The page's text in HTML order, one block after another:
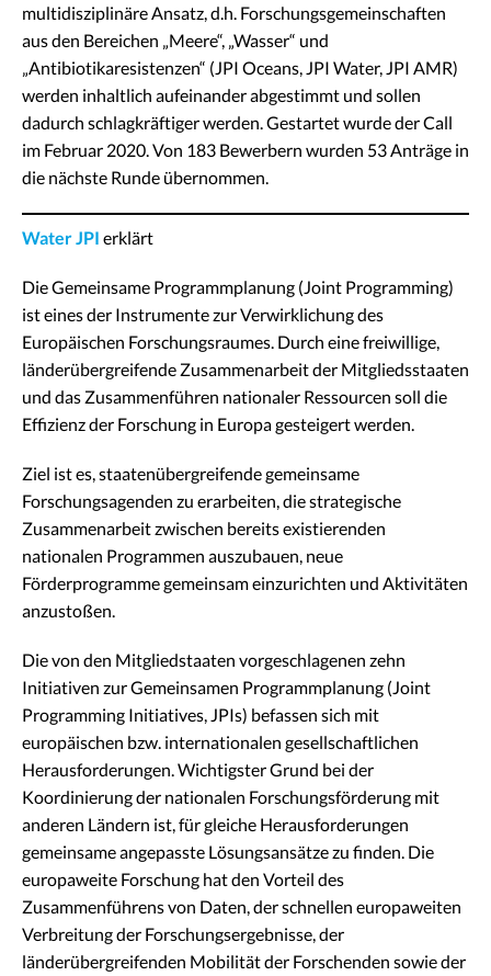
multidisziplinäre Ansatz, d.h. Forschungsgemeinschaften
aus den Bereichen „Meere“, „Wasser“ und
„Antibiotikaresistenzen“ (JPI Oceans, JPI Water, JPI AMR)
werden inhaltlich aufeinander abgestimmt und sollen
dadurch schlagkräftiger werden. Gestartet wurde der Call
im Februar 2020. Von 183 Bewerbern wurden 53 Anträge in
die nächste Runde übernommen.
Water JPI erklärt
Die Gemeinsame Programmplanung (Joint Programming)
ist eines der Instrumente zur Verwirklichung des
Europäischen Forschungsraumes. Durch eine freiwillige,
länderübergreifende Zusammenarbeit der Mitgliedsstaaten
und das Zusammenführen nationaler Ressourcen soll die
Effizienz der Forschung in Europa gesteigert werden.
Ziel ist es, staatenübergreifende gemeinsame
Forschungsagenden zu erarbeiten, die strategische
Zusammenarbeit zwischen bereits existierenden
nationalen Programmen auszubauen, neue
Förderprogramme gemeinsam einzurichten und Aktivitäten
anzustoßen.
Die von den Mitgliedstaaten vorgeschlagenen zehn
Initiativen zur Gemeinsamen Programmplanung (Joint
Programming Initiatives, JPIs) befassen sich mit
europäischen bzw. internationalen gesellschaftlichen
Herausforderungen. Wichtigster Grund bei der
Koordinierung der nationalen Forschungsförderung mit
anderen Ländern ist, für gleiche Herausforderungen
gemeinsame angepasste Lösungsansätze zu finden. Die
europaweite Forschung hat den Vorteil des
Zusammenführens von Daten, der schnellen europaweiten
Verbreitung der Forschungsergebnisse, der
länderübergreifenden Mobilität der Forschenden sowie der